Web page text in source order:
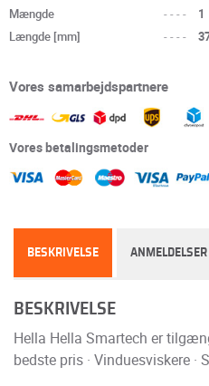
Mængde
----
1
Længde [mm]
----
Vores samarbejdspartnere
Vores betalingsmetoder
BESKRIVELSE ANMELDELSER
BESKRIVELSE
Hella Hella Smartech er
bedste pris · Vinduesviskere ·